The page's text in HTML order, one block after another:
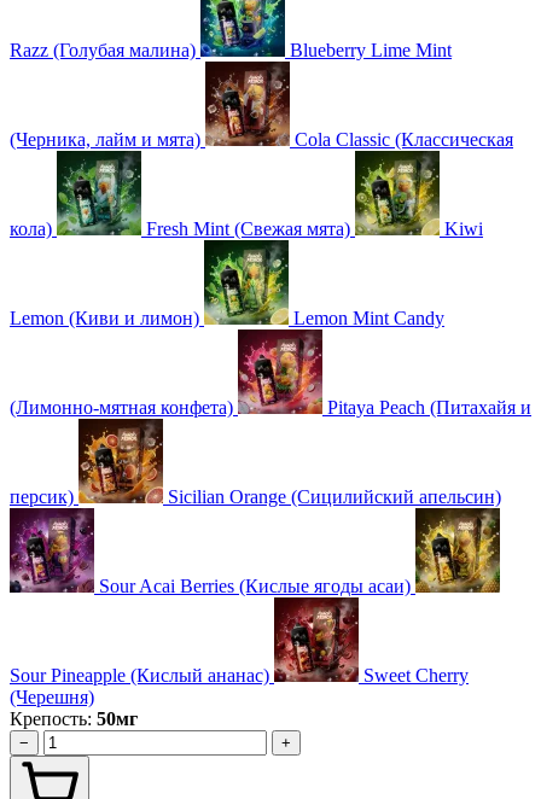
Razz (Голубая малина) Blueberry Lime Mint
(Черника, лайм и мята) Cola Classic (Классическая
кола) Fresh Mint (Свежая мята) Kiwi
Lemon (Киви и лимон) Lemon Mint Candy
(Лимонно-мятная конфета) Pitaya Peach (Питахайя и
персик) Sicilian Orange (Сицилийский апельсин)
Sour Acai Berries (Кислые ягоды асаи)
Sour Pineapple (Кислый ананас)
Sweet Cherry
(Черешня)
Крепость: 50мг
− +